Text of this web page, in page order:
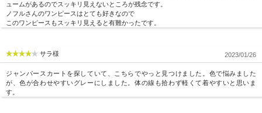
ュームがあるのでスッキリ見えないところが残念です。
ノフルさんのワンピースはとても好きなので
このワンピースもスッキリ見えると有難かったです。
サラ様 2023/01/26
ジャンパースカートを探していて、こちらでやっと見つけました。色で悩みました
が、色が合わせやすいグレーにしました。体の線も拾わず軽くて着やすいと思いま
す。